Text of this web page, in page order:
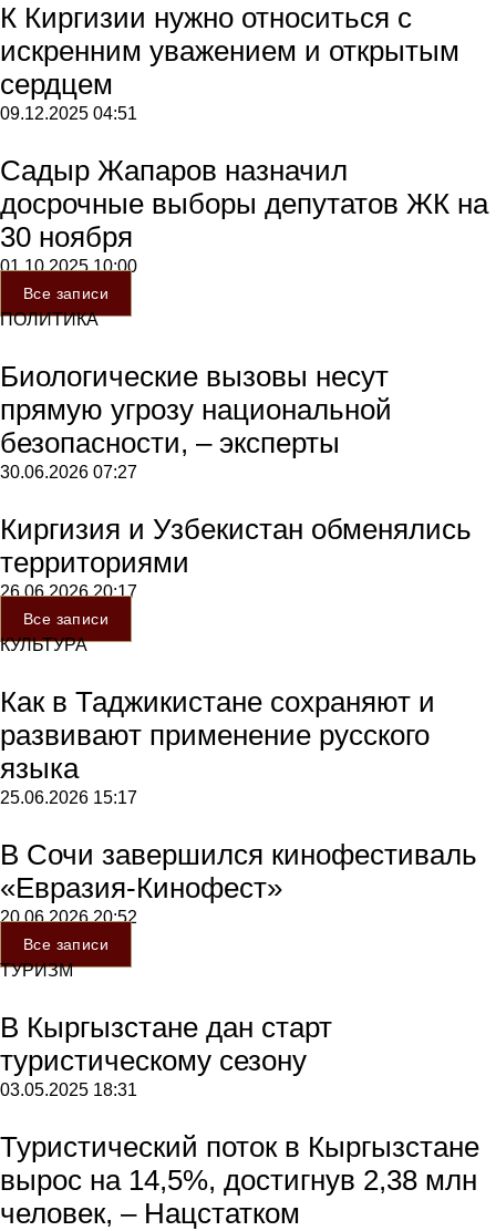
К Киргизии нужно относиться с
искренним уважением и открытым
сердцем
09.12.2025 04:51
Садыр Жапаров назначил
досрочные выборы депутатов ЖК на
30 ноября
01.10.202510:00
Все записи
ПОЛИТИКА
Биологические вызовы несут
прямую угрозу национальной
безопасности, – эксперты
30.06.2026 07:27
Киргизия и Узбекистан обменялись
территориями
26.06.202620:17
Все записи
КУЛЬТУРА
Как в Таджикистане сохраняют и
развивают применение русского
языка
25.06.2026 15:17
В Сочи завершился кинофестиваль
«Евразия-Кинофест»
20.06.202620:52
Все записи
ТУРИЗМ
В Кыргызстане дан старт
туристическому сезону
03.05.2025 18:31
Туристический поток в Кыргызстане
вырос на 14,5%, достигнув 2,38 млн
человек, – Нацстатком